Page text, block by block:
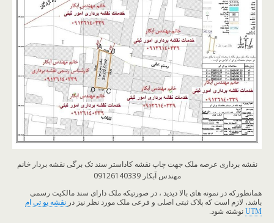
نقشه برداری عرصه ملک جهت چاپ نقشه کاداستر سند تک برگی نقشه بردار خانم
مهندس آبکار 09126140339
همانطورکه در نمونه های بالا دیدید ، در صورتیکه ملک دارای سند مالکیت رسمی
باشد، لازم است که پلاک ثبتی اصلی و فرعی ملک مورد نظر نیز در نقشه یو تی ام
UTM نوشته شود.